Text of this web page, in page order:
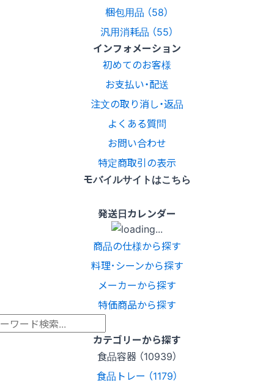
梱包用品 （58）
汎用消耗品 （55）
インフォメーション
初めてのお客様
お支払い・配送
注文の取り消し・返品
よくある質問
お問い合わせ
特定商取引の表示
モバイルサイトはこちら
発送日カレンダー
商品の仕様から探す
料理･シーンから探す
メーカーから探す
特価商品から探す
カテゴリーから探す
食品容器 （10939）
食品トレー （1179）